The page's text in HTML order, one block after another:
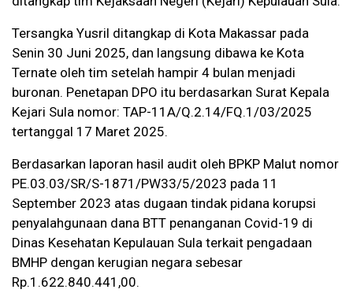
Tersangka Yusril ditangkap di Kota Makassar pada
Senin 30 Juni 2025, dan langsung dibawa ke Kota
Ternate oleh tim setelah hampir 4 bulan menjadi
buronan. Penetapan DPO itu berdasarkan Surat Kepala
Kejari Sula nomor: TAP-11A/Q.2.14/FQ.1/03/2025
tertanggal 17 Maret 2025.
Berdasarkan laporan hasil audit oleh BPKP Malut nomor
PE.03.03/SR/S-1871/PW33/5/2023 pada 11
September 2023 atas dugaan tindak pidana korupsi
penyalahgunaan dana BTT penanganan Covid-19 di
Dinas Kesehatan Kepulauan Sula terkait pengadaan
BMHP dengan kerugian negara sebesar
Rp.1.622.840.441,00.